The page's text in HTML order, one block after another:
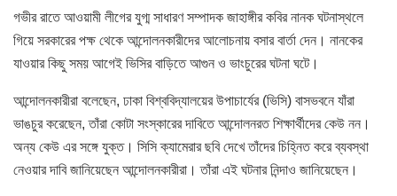
গভীর রাতে আওয়ামী লীগের যুগ্ম সাধারণ সম্পাদক জাহাঙ্গীর কবির নানক ঘটনাস্থলে
গিয়ে সরকারের পক্ষ থেকে আন্দোলনকারীদের আলোচনায় বসার বার্তা দেন। নানকের
যাওয়ার কিছু সময় আগেই ভিসির বাড়িতে আগুন ও ভাংচুরের ঘটনা ঘটে।
আন্দোলনকারীরা বলেছেন, ঢাকা বিশ্ববিদ্যালয়ের উপাচার্যের (ভিসি) বাসভবনে যাঁরা
ভাঙচুর করেছেন, তাঁরা কোটা সংস্কারের দাবিতে আন্দোলনরত শিক্ষার্থীদের কেউ নন।
অন্য কেউ এর সঙ্গে যুক্ত। সিসি ক্যামেরার ছবি দেখে তাঁদের চিহ্নিত করে ব্যবস্থা
নেওয়ার দাবি জানিয়েছেন আন্দোলনকারীরা। তাঁরা এই ঘটনার নিন্দাও জানিয়েছেন।